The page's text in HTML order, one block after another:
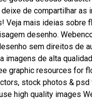
de compartilhar as
Veja mais ideias sobre
desenho.
sem direitos de
imagens de alta
graphic resources for
stock photos &
high quality images